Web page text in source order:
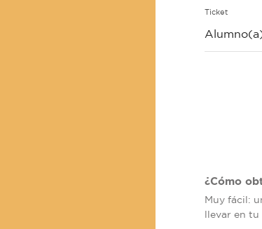
Ticket
¿Cómo
Muy fácil:
llevar en tu